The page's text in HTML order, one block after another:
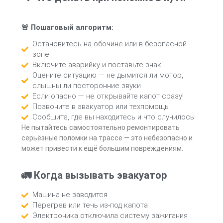
🚨 Пошаговый алгоритм:
Остановитесь на обочине или в безопасной
зоне
Включите аварийку и поставьте знак
Оцените ситуацию — не дымится ли мотор,
слышны ли посторонние звуки
Если опасно — не открывайте капот сразу!
Позвоните в эвакуатор или техпомощь
Сообщите, где вы находитесь и что случилось
Не пытайтесь самостоятельно ремонтировать
серьёзные поломки на трассе — это небезопасно и
может привести к ещё большим повреждениям.
🚛 Когда вызывать эвакуатор
Машина не заводится
Перегрев или течь из-под капота
Электроника отключила систему зажигания